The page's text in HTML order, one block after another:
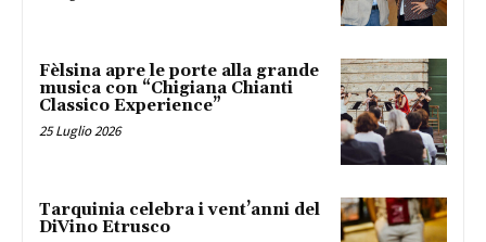
Fèlsina apre le porte alla grande
musica con “Chigiana Chianti
Classico Experience”
25 Luglio 2026
Tarquinia celebra i vent’anni del
DiVino Etrusco